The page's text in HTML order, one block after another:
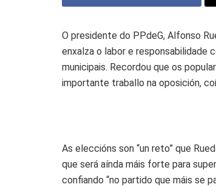
O presidente do PPdeG, Alfonso
enxalza o labor e responsabilidade
municipais. Recordou que os
importante traballo na oposición,
As eleccións son “un reto” que
que será aínda máis forte para
confiando “no partido que máis se